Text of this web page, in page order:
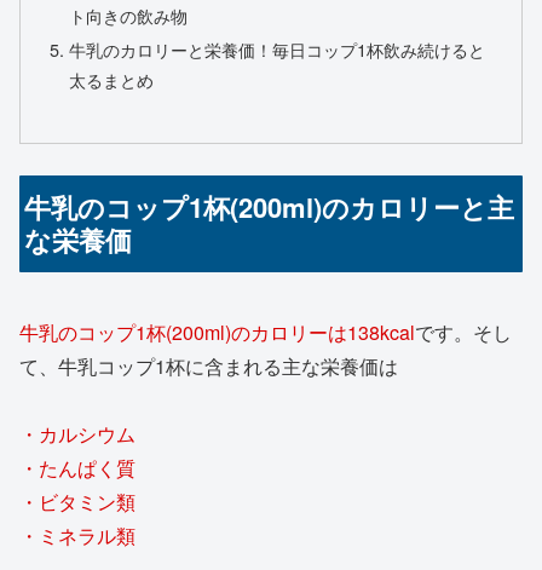
ト向きの飲み物
牛乳のカロリーと栄養価！毎日コップ1杯飲み続けると
太るまとめ
牛乳のコップ1杯(200ml)のカロリーと主
な栄養価
牛乳のコップ1杯(200ml)のカロリーは138kcalです。そし
て、牛乳コップ1杯に含まれる主な栄養価は
・カルシウム
・たんぱく質
・ビタミン類
・ミネラル類